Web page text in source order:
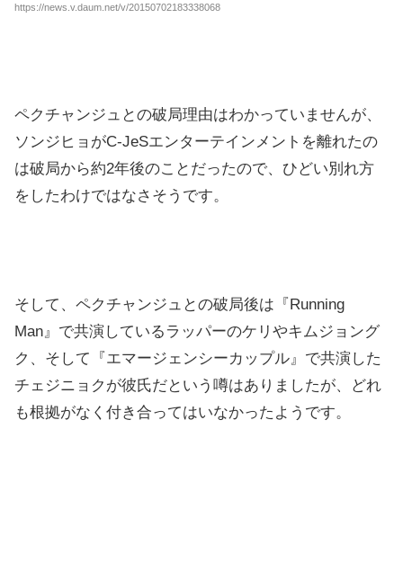
https://news.v.daum.net/v/20150702183338068
ペクチャンジュとの破局理由はわかっていませんが、
ソンジヒョがC-JeSエンターテインメントを離れたの
は破局から約2年後のことだったので、ひどい別れ方
をしたわけではなさそうです。
そして、ペクチャンジュとの破局後は『Running
Man』で共演しているラッパーのケリやキムジョング
ク、そして『エマージェンシーカップル』で共演した
チェジニョクが彼氏だという噂はありましたが、どれ
も根拠がなく付き合ってはいなかったようです。